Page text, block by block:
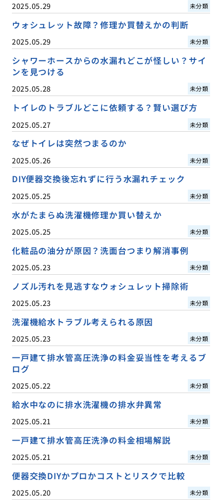
2025.05.29 未分類
ウォシュレット故障？修理か買替えかの判断
2025.05.29 未分類
シャワーホースからの水漏れどこが怪しい？サイ
ンを見つける
2025.05.28 未分類
トイレのトラブルどこに依頼する？賢い選び方
2025.05.27 未分類
なぜトイレは突然つまるのか
2025.05.26 未分類
DIY便器交換後忘れずに行う水漏れチェック
2025.05.25 未分類
水がたまらぬ洗濯機修理か買い替えか
2025.05.25 未分類
化粧品の油分が原因？洗面台つまり解消事例
2025.05.23 未分類
ノズル汚れを見逃すなウォシュレット掃除術
2025.05.23 未分類
洗濯機給水トラブル考えられる原因
2025.05.23 未分類
一戸建て排水管高圧洗浄の料金妥当性を考えるブ
ログ
2025.05.22 未分類
給水中なのに排水洗濯機の排水弁異常
2025.05.21 未分類
一戸建て排水管高圧洗浄の料金相場解説
2025.05.21 未分類
便器交換DIYかプロかコストとリスクで比較
2025.05.20 未分類